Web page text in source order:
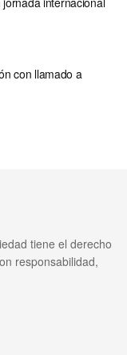
con llamado a
tiene el derecho
responsabilidad,